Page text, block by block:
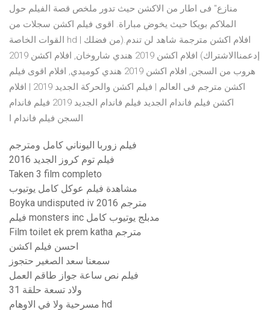
منازع" فى اطار من الاكشن حيث تدور ملخص قصة الفيلم حول
الملاكم بويكا حيث يخوض مباراة. اقوى فيلم اكشن سجلات من
القوات الخاصة hd | افلام اكشن مترجمة شاهد لن تندم.(من فضلك
إدعمناالاشتراك) افلام اكشن 2019 هندي شاروخان, افلام اكشن 2019
هروب من السجن, افلام اكشن 2019 هندي كوميدي, افلام اقوى فيلم
اكشن مترجم فى العالم | فيلم اكشن والحركة الجديد 2019 | افلام
اكشن فيلم فاندام الجديد فيلم فاندام الجديد 2019 فيلم فاندام
السجن فيلم فاندام ا
فيلم زوربا اليوناني كامل ومترجم
فيلم توم كروز الجديد 2016
Taken 3 film completo
مشاهدة فيلم عوكل كامل يوتيوب
Boyka undisputed iv 2016 مترجم
فيلم monsters inc مدبلج يوتيوب كامل
Film toilet ek prem katha مترجم
احسن فيلم اكشن
سمعنا سعد الصغير حتجوز
فيلم نص ساعة جواز طاقم العمل
ولاد تسعة حلقة 31
مسرحية ولا في الاوهام hd